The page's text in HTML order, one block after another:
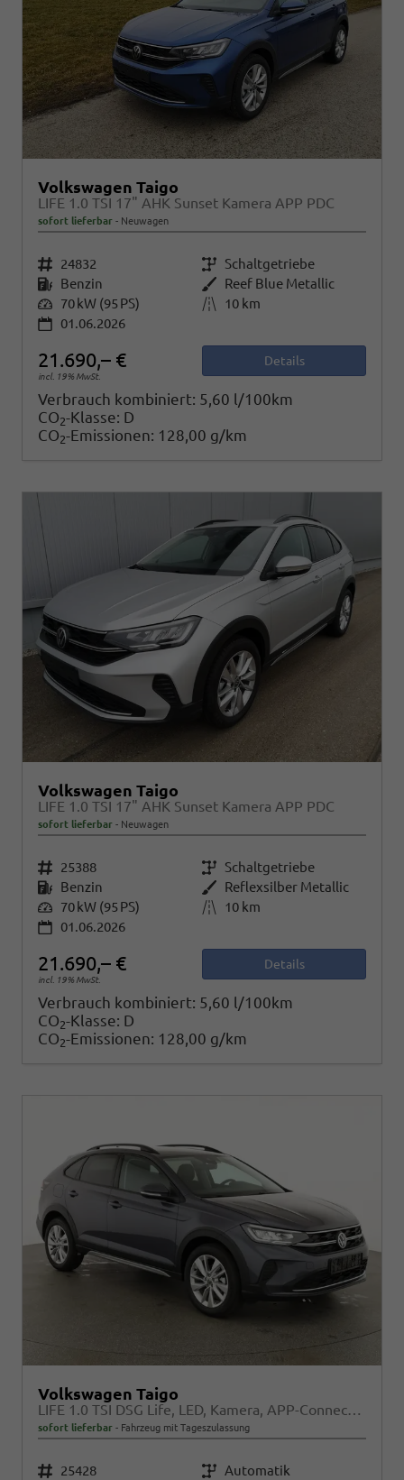
Volkswagen Taigo
LIFE 1.0 TSI 17" AHK Sunset Kamera APP PDC
sofort lieferbar Neuwagen
Fahrzeugnr. 24832 Getriebe Schaltgetriebe
Kraftstoff Benzin Außenfarbe Reef Blue Metallic
Leistung 70 kW (95 PS) Kilometerstand
10 km
01.06.2026
21.690,– €
incl. 19% MwSt.
Details
Verbrauch kombiniert: 5,60 l/100km
CO2-Klasse: D
CO2-Emissionen: 128,00 g/km
Volkswagen Taigo
LIFE 1.0 TSI 17" AHK Sunset Kamera APP PDC
sofort lieferbar Neuwagen
Fahrzeugnr. 25388 Getriebe Schaltgetriebe
Kraftstoff Benzin Außenfarbe Reflexsilber Metallic
Leistung 70 kW (95 PS) Kilometerstand
10 km
01.06.2026
21.690,– €
incl. 19% MwSt.
Details
Verbrauch kombiniert: 5,60 l/100km
CO2-Klasse: D
CO2-Emissionen: 128,00 g/km
Volkswagen Taigo
LIFE 1.0 TSI DSG Life, LED, Kamera, APP-Connect, Winter, 17-Zoll
sofort lieferbar Fahrzeug mit Tageszulassung
Fahrzeugnr. 25428 Getriebe Automatik